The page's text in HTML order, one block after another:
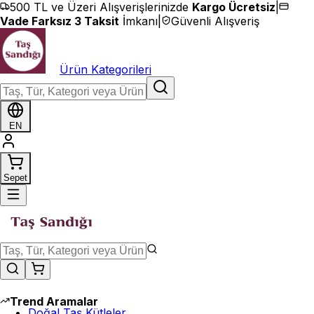
İçeriğe geç
500 TL ve Üzeri Alışverişlerinizde Kargo Ücretsiz
Vade Farksız 3 Taksit İmkanı Güvenli Alışveriş
Ürün Kategorileri
EN
Sepet
Trend Aramalar